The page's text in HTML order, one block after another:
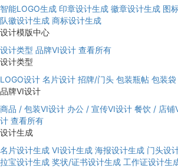
智能LOGO生成 印章设计生成 徽章设计生成 图
队徽设计生成 商标设计生成
设计模版中心
设计类型 品牌VI设计 查看所有
设计类型
LOGO设计 名片设计 招牌/门头 包装瓶帖 包装袋
品牌VI设计
商品 / 包装VI设计 办公 / 宣传VI设计 餐饮 / 店铺
计 查看所有
设计生成
名片设计生成 VI设计生成 海报设计生成 门头设
拉宝设计生成 奖状/证书设计生成 工作证设计生